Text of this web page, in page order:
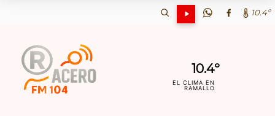
10.4º
10.4º
EL CLIMA EN
RAMALLO